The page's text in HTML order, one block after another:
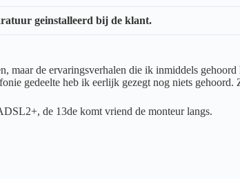
geinstalleerd bij de klant.
maar de ervaringsverhalen die ik inmiddels
gedeelte heb ik eerlijk gezegt nog niets
de 13de komt vriend de monteur langs.